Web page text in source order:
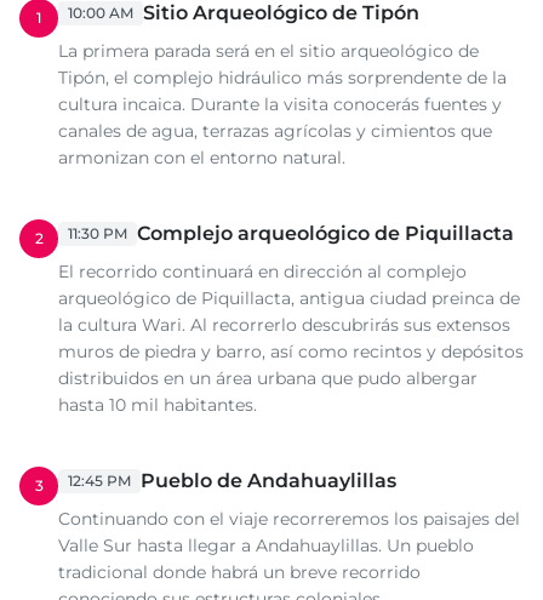
1 10:00 AM Sitio Arqueológico de Tipón
La primera parada será en el sitio arqueológico de
Tipón, el complejo hidráulico más sorprendente de la
cultura incaica. Durante la visita conocerás fuentes y
canales de agua, terrazas agrícolas y cimientos que
armonizan con el entorno natural.
2 11:30 PM Complejo arqueológico de Piquillacta
El recorrido continuará en dirección al complejo
arqueológico de Piquillacta, antigua ciudad preinca de
la cultura Wari. Al recorrerlo descubrirás sus extensos
muros de piedra y barro, así como recintos y depósitos
distribuidos en un área urbana que pudo albergar
hasta 10 mil habitantes.
3 12:45 PM Pueblo de Andahuaylillas
Continuando con el viaje recorreremos los paisajes del
Valle Sur hasta llegar a Andahuaylillas. Un pueblo
tradicional donde habrá un breve recorrido